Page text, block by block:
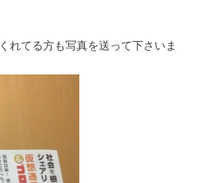
れてる方も写真を送って下さいま